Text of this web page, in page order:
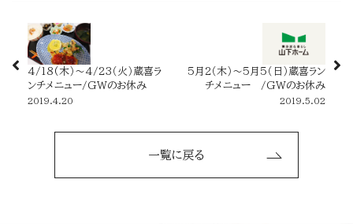
4/18(木）～4/23（火）蔵喜ラ
ンチメニュー/GWのお休み
2019.4.20
5月2（木）～5月5（日）蔵喜ラン
チメニュー /GWのお休み
2019.5.02
一覧に戻る